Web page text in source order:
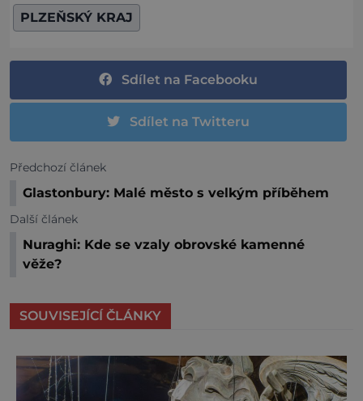
PLZEŇSKÝ KRAJ
Sdílet na Facebooku
Sdílet na Twitteru
Předchozí článek
Glastonbury: Malé město s velkým příběhem
Další článek
Nuraghi: Kde se vzaly obrovské kamenné
věže?
SOUVISEJÍCÍ ČLÁNKY